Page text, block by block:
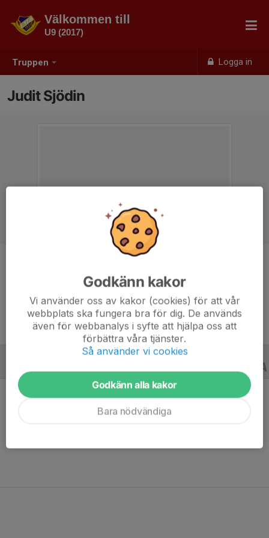
Truppen Logga in
Välkommen till
U9 (2017)
Judit Sjödin
9 år
Godkänn kakor
Vi använder oss av kakor (cookies) för att vår
webbplats ska fungera bra för dig. De används
även för webbanalys i syfte att hjälpa oss att
förbättra våra tjänster.
Så använder vi cookies
Godkänn alla kakor
Bara nödvändiga